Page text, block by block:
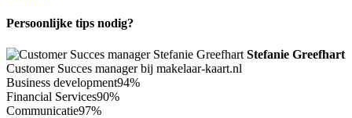
Persoonlijke tips nodig?
Stefanie Greefhart
Customer Succes manager bij makelaar-kaart.nl
Business development94%
Financial Services90%
Communicatie97%